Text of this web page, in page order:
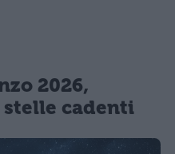
2026,
stelle cadenti